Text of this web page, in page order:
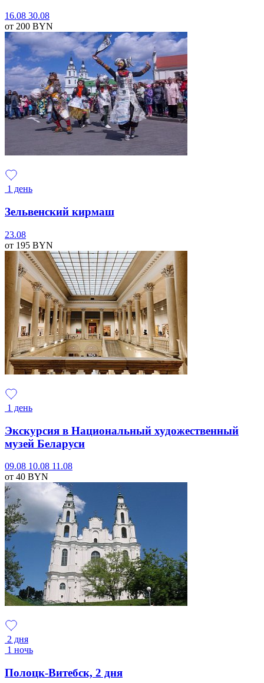
16.08 30.08
от 200 BYN
1 день
Зельвенский кирмаш
23.08
от 195 BYN
1 день
Экскурсия в Национальный художественный
музей Беларуси
09.08 10.08 11.08
от 40 BYN
2 дня
1 ночь
Полоцк-Витебск, 2 дня